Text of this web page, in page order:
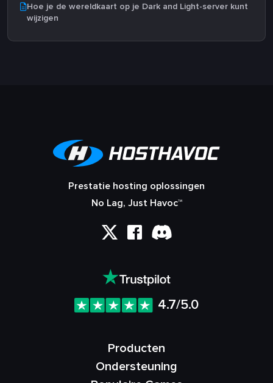
Hoe je de wereldkaart op je Dark and Light-server kunt
wijzigen
Prestatie hosting oplossingen
No Lag, Just Havoc™
4.7/5.0
Producten
Ondersteuning